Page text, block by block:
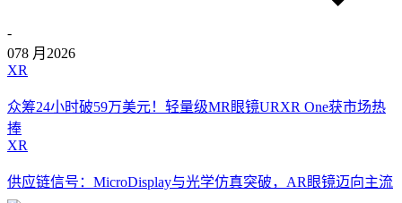
-
078 月 2026
XR
众筹24小时破59万美元！轻量级MR眼镜URXR One获市场热
捧
XR
供应链信号：MicroDisplay与光学仿真突破，AR眼镜迈向主流